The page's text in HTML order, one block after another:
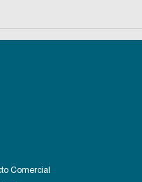
Comercial